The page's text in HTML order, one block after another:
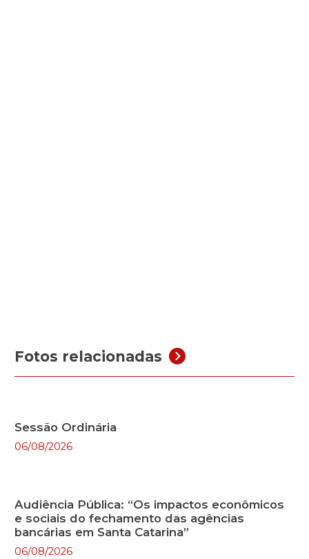
Fotos relacionadas
Sessão Ordinária
06/08/2026
Audiência Pública: “Os impactos econômicos
e sociais do fechamento das agências
bancárias em Santa Catarina”
06/08/2026